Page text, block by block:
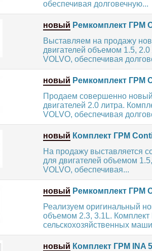
обеспечивая долговечную...
новый Ремкомплект ГРМ
Выставляем на продажу
двигателей объемом 1.5,
VOLVO, обеспечивая
новый Ремкомплект ГРМ
Продаем совершенно
двигателей 2.0 литра.
VOLVO, обеспечивая
новый Комплект ГРМ
На продажу выставляется
для двигателей объемом
VOLVO, обеспечивая...
новый Ремкомплект ГРМ
Реализуем оригинальный
объемом 2.3, 3.1L. Комплект
сельскохозяйственных
новый Комплект ГРМ INA